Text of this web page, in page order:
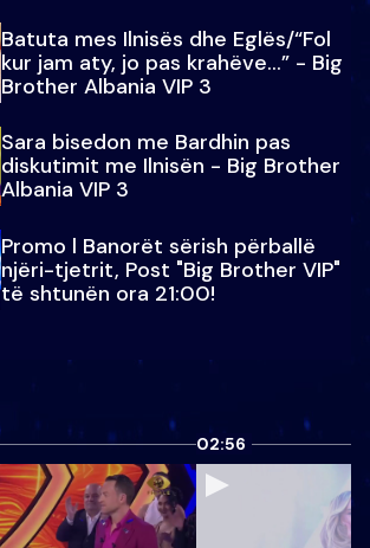
Batuta mes Ilnisës dhe Eglës/“Fol
kur jam aty, jo pas krahëve…” - Big
Brother Albania VIP 3
Sara bisedon me Bardhin pas
diskutimit me Ilnisën - Big Brother
Albania VIP 3
Promo l Banorët sërish përballë
njëri-tjetrit, Post "Big Brother VIP"
të shtunën ora 21:00!
02:56